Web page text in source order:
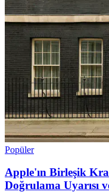
Popüler
Apple'ın Birleşik
Doğrulama Uyarısı